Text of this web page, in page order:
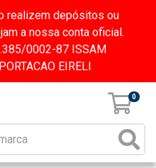
realizem depósitos ou
a nossa conta oficial.
0002-87 ISSAM
EIRELI
0